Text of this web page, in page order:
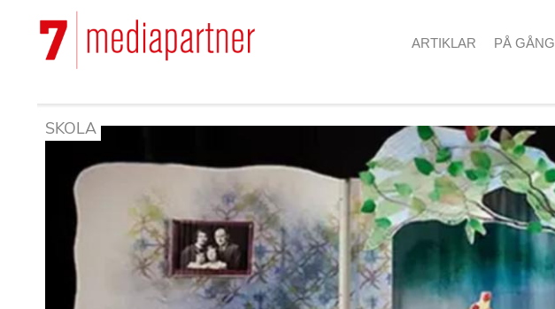
huvudinnehåll
ARTIKLAR PÅ GÅNG
SKOLA